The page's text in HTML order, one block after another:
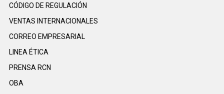
CÓDIGO DE REGULACIÓN
VENTAS INTERNACIONALES
CORREO EMPRESARIAL
LINEA ÉTICA
PRENSA RCN
OBA